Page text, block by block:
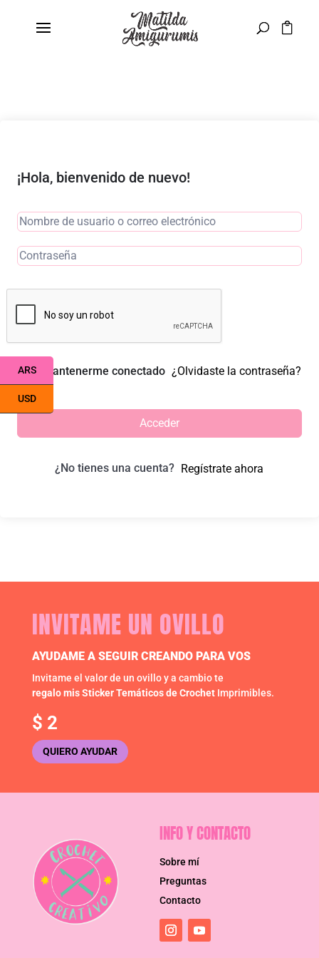
¡Hola, bienvenido de nuevo!
Mantenerme conectado ¿Olvidaste la contraseña?
Acceder
¿No tienes una cuenta? Regístrate ahora
INVITAME UN OVILLO
AYUDAME A SEGUIR CREANDO PARA VOS
Invitame el valor de un ovillo y a cambio te
regalo mis Sticker Temáticos de CrochetImprimibles.
$ 2
QUIERO AYUDAR
INFO Y CONTACTO
Sobre mí
Preguntas
Contacto
ARS
USD